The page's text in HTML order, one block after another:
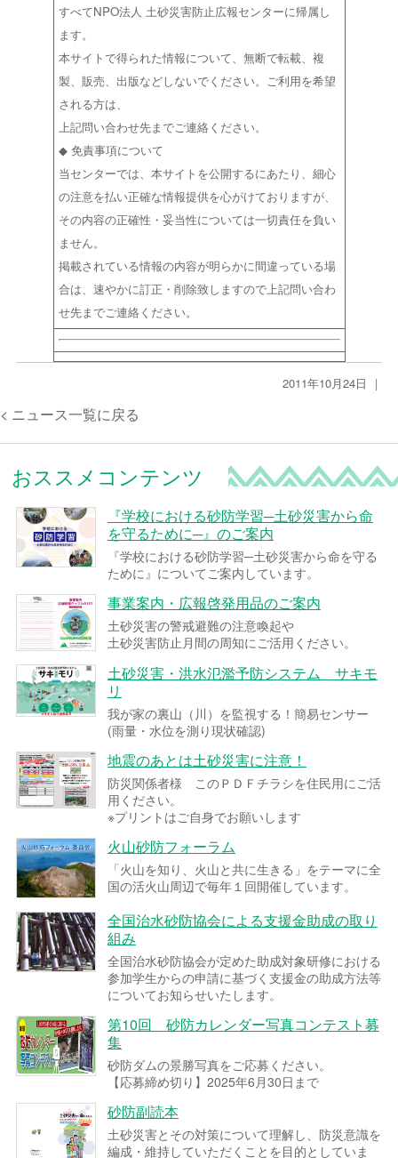
すべてNPO法人 土砂災害防止広報センターに帰属し
ます。
本サイトで得られた情報について、無断で転載、複
製、販売、出版などしないでください。ご利用を希望
される方は、
上記問い合わせ先までご連絡ください。
◆ 免責事項について
当センターでは、本サイトを公開するにあたり、細心
の注意を払い正確な情報提供を心がけておりますが、
その内容の正確性・妥当性については一切責任を負い
ません。
掲載されている情報の内容が明らかに間違っている場
合は、速やかに訂正・削除致しますので上記問い合わ
せ先までご連絡ください。
2011年10月24日 ｜
< ニュース一覧に戻る
おススメコンテンツ
『学校における砂防学習─土砂災害から命
を守るために─』のご案内
『学校における砂防学習─土砂災害から命を守る
ために』についてご案内しています。
事業案内・広報啓発用品のご案内
土砂災害の警戒避難の注意喚起や
土砂災害防止月間の周知にご活用ください。
土砂災害・洪水氾濫予防システム サキモ
リ
我が家の裏山（川）を監視する！簡易センサー
(雨量・水位を測り現状確認)
地震のあとは土砂災害に注意！
防災関係者様 このＰＤＦチラシを住民用にご活
用ください。
※プリントはご自身でお願いします
火山砂防フォーラム
「火山を知り、火山と共に生きる」をテーマに全
国の活火山周辺で毎年１回開催しています。
全国治水砂防協会による支援金助成の取り
組み
全国治水砂防協会が定めた助成対象研修における
参加学生からの申請に基づく支援金の助成方法等
についてお知らせいたします。
第10回 砂防カレンダー写真コンテスト募
集
砂防ダムの景勝写真をご応募ください。
【応募締め切り】2025年6月30日まで
砂防副読本
土砂災害とその対策について理解し、防災意識を
編成・維持していただくことを目的としていま